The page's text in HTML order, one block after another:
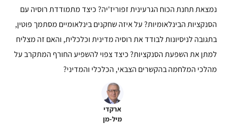
נמצאת תחנת הכוח הגרעינית זפוריז'יה? כיצד מתמודדת רוסיה עם
הסנקציות הבינלאומיות? על איזה שחקנים בינלאומיים מסתמך פוטין,
בתגובה לניסיונות לבודד את רוסיה מדינית וכלכלית, והאם זה מצליח
למתן את השפעת הסנקציות? כיצד צפוי להשפיע החורף המתקרב על
מהלכי המלחמה בהקשרים הצבאי, הכלכלי והמדיני?
ארקדי
מיל-מן